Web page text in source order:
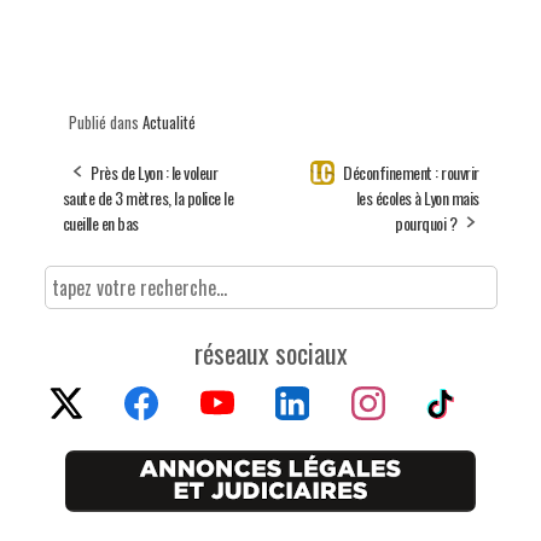
Publié dans Actualité
Près de Lyon : le voleur
saute de 3 mètres, la police le
cueille en bas
Déconfinement : rouvrir
les écoles à Lyon mais
pourquoi ?
réseaux sociaux